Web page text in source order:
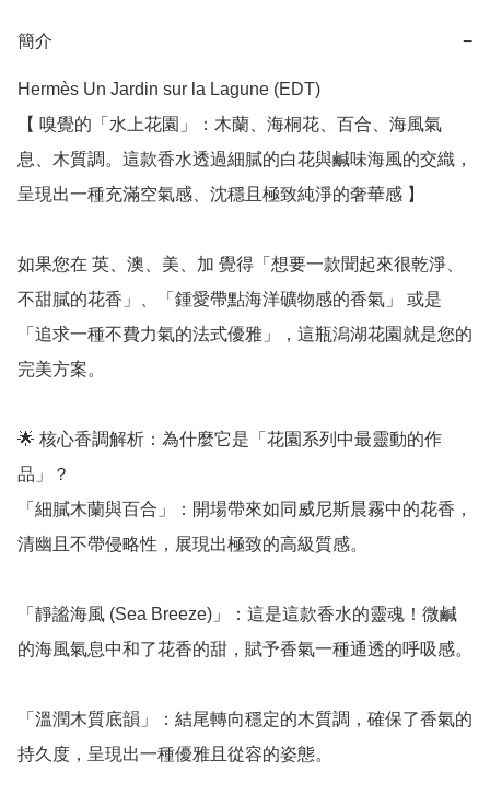
簡介 −
Hermès Un Jardin sur la Lagune (EDT)
【 嗅覺的「水上花園」：木蘭、海桐花、百合、海風氣
息、木質調。這款香水透過細膩的白花與鹹味海風的交織，
呈現出一種充滿空氣感、沈穩且極致純淨的奢華感 】
如果您在 英、澳、美、加 覺得「想要一款聞起來很乾淨、
不甜膩的花香」、「鍾愛帶點海洋礦物感的香氣」 或是
「追求一種不費力氣的法式優雅」，這瓶潟湖花園就是您的
完美方案。
🌟 核心香調解析：為什麼它是「花園系列中最靈動的作
品」？
「細膩木蘭與百合」：開場帶來如同威尼斯晨霧中的花香，
清幽且不帶侵略性，展現出極致的高級質感。
「靜謐海風 (Sea Breeze)」：這是這款香水的靈魂！微鹹
的海風氣息中和了花香的甜，賦予香氣一種通透的呼吸感。
「溫潤木質底韻」：結尾轉向穩定的木質調，確保了香氣的
持久度，呈現出一種優雅且從容的姿態。